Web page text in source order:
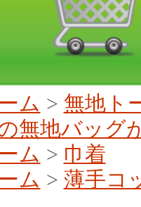
ム > 無地ト
無地バッグ
ム > 巾着
ム > 薄手コ